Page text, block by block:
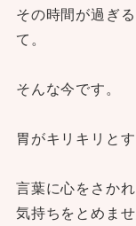
その時間が過ぎ
て。
そんな今です。
胃がキリキリとす
言葉に心をさか
気持ちをとめませ